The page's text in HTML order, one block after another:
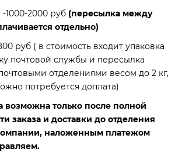
протечек воды
-1000-2000 руб (пересылка между
отдельно)
руб ( в стоимость входит упаковка
почтовой службы и пересылка
отделениями весом до 2 кг,
потребуется доплата)
возможна только после полной
заказа и доставки до отделения
наложенным платежом